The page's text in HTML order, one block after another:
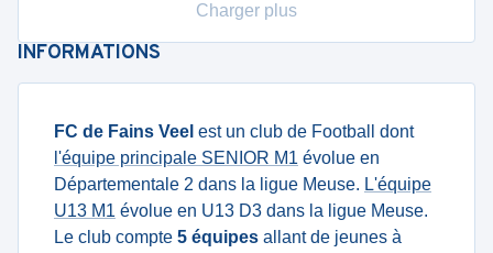
Charger plus
INFORMATIONS
FC de Fains Veel est un club de Football dont
l'équipe principale SENIOR M1 évolue en
Départementale 2 dans la ligue Meuse. L'équipe
U13 M1 évolue en U13 D3 dans la ligue Meuse.
Le club compte 5 équipes allant de jeunes à